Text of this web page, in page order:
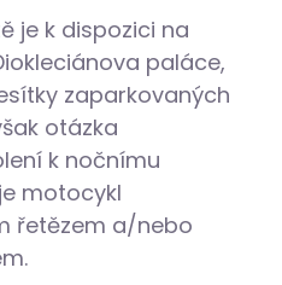
je k dispozici na
paláce,
zaparkovaných
otázka
k nočnímu
motocykl
řetězem a/nebo